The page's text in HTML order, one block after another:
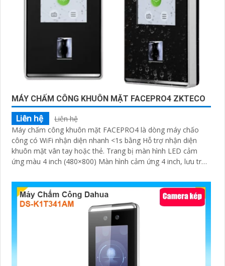
MÁY CHẤM CÔNG KHUÔN MẶT FACEPRO4 ZKTECO
Liên hệ
Liên hệ
Máy chấm công khuôn mặt FACEPRO4 là dòng máy chấo
công có WiFi nhận diện nhanh <1s bằng Hỗ trợ nhận diện
khuôn mặt vân tay hoặc thẻ. Trang bị màn hình LED cảm
ứng màu 4 inch (480×800) Màn hình cảm ứng 4 inch, lưu trữ